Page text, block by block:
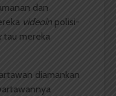
dan
videoin polisi-
tau mereka
diamankan